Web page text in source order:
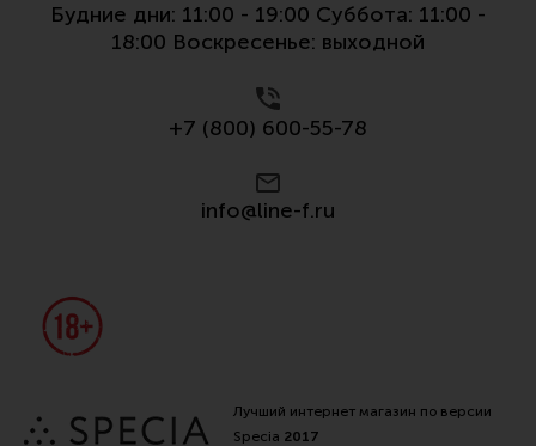
Будние дни: 11:00 - 19:00 Суббота: 11:00 -
18:00 Воскресенье: выходной
+7 (800) 600-55-78
info@line-f.ru
Лучший интернет магазин по версии
Specia 2017